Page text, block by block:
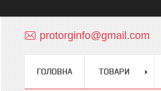
protorginfo@gmail.com
ГОЛОВНА ТОВАРИ